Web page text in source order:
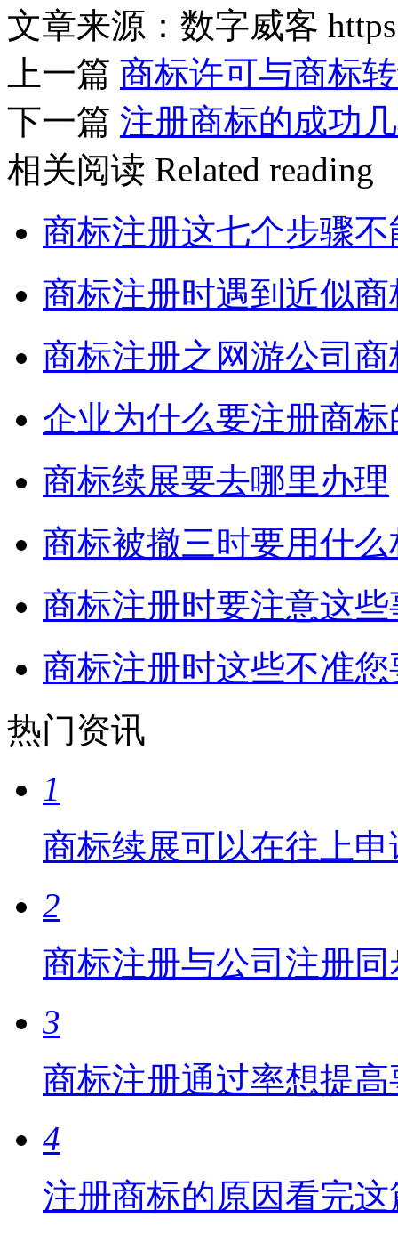
文章来源：数字威客
上一篇 商标许可与商标
下一篇 注册商标的成功
相关阅读 Related reading
商标注册这七个步骤
商标注册时遇到近似
商标注册之网游公司
企业为什么要注册商
商标续展要去哪里办理
商标被撤三时要用什
商标注册时要注意这些
商标注册时这些不准
热门资讯
1
商标续展可以在往上申
2
商标注册与公司注册
3
商标注册通过率想提
4
注册商标的原因看完